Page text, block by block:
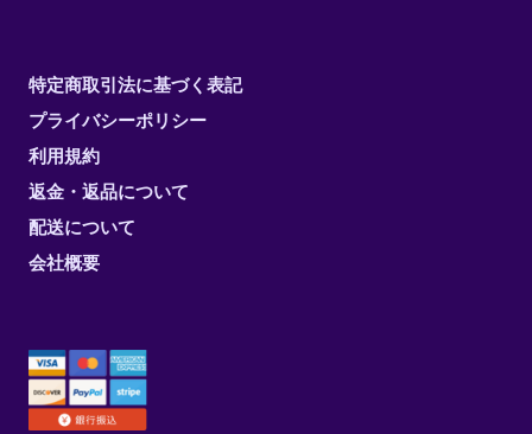
特定商取引法に基づく表記
プライバシーポリシー
利用規約
返金・返品について
配送について
会社概要